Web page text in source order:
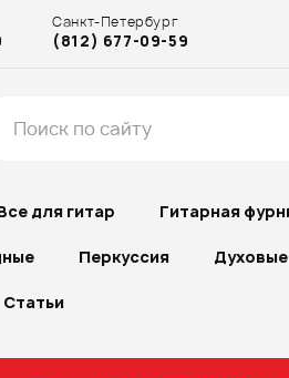
Санкт-Петербург
(812) 677-09-59
для гитар Гитарная
Перкуссия Духовые
Статьи